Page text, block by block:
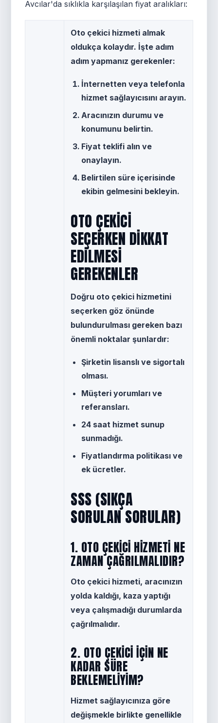
Avcılar'da sıklıkla karşılaşılan fiyat aralıkları:
Oto çekici hizmeti almak
oldukça kolaydır. İşte adım
adım yapmanız gerekenler:
İnternetten veya telefonla
hizmet sağlayıcısını arayın.
Aracınızın durumu ve
konumunu belirtin.
Fiyat teklifi alın ve
onaylayın.
Belirtilen süre içerisinde
ekibin gelmesini bekleyin.
OTO ÇEKICI
SEÇERKEN DIKKAT
EDILMESI
GEREKENLER
Doğru oto çekici hizmetini
seçerken göz önünde
bulundurulması gereken bazı
önemli noktalar şunlardır:
Şirketin lisanslı ve sigortalı
olması.
Müşteri yorumları ve
referansları.
24 saat hizmet sunup
sunmadığı.
Fiyatlandırma politikası ve
ek ücretler.
SSS (SIKÇA
SORULAN SORULAR)
1. OTO ÇEKICI HIZMETI NE
ZAMAN ÇAĞRILMALIDIR?
Oto çekici hizmeti, aracınızın
yolda kaldığı, kaza yaptığı
veya çalışmadığı durumlarda
çağrılmalıdır.
2. OTO ÇEKICI IÇIN NE
KADAR SÜRE
BEKLEMELIYIM?
Hizmet sağlayıcınıza göre
değişmekle birlikte genellikle